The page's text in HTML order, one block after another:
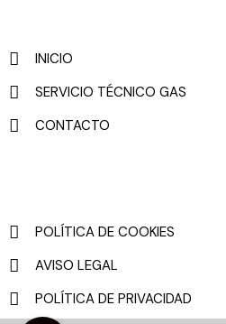
INICIO
SERVICIO TÉCNICO GAS
CONTACTO
POLÍTICA DE COOKIES
AVISO LEGAL
POLÍTICA DE PRIVACIDAD